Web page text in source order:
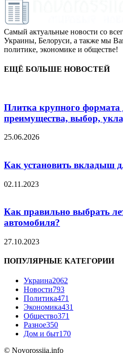
Самый актуальные новости со
Украины, Белоруси, а также мы
политике, экономике и обществе!
ЕЩЁ БОЛЬШЕ НОВОСТЕЙ
Плитка крупного формата
преимущества, выбор,
25.06.2026
Как установить вкладыш
02.11.2023
Как правильно выбрать
автомобиля?
27.10.2023
ПОПУЛЯРНЫЕ КАТЕГОРИИ
Украина2062
Новости793
Политика471
Экономика431
Общество371
Разное350
Дом и быт170
© Novorossiia.info